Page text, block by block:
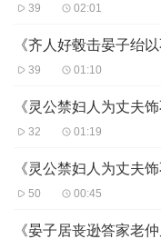
39 02:01
《齐人好毂击晏子绐
39 01:10
《灵公禁妇人为丈夫
32 01:19
《灵公禁妇人为丈夫
50 00:45
《晏子居丧逊答家老